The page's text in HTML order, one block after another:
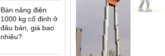
Bàn nâng điện
1000 kg cố định ở
đâu bán, giá bao
nhiêu?
Xe nâng dầu Nexen -
U.K(G7)
Xe nâng